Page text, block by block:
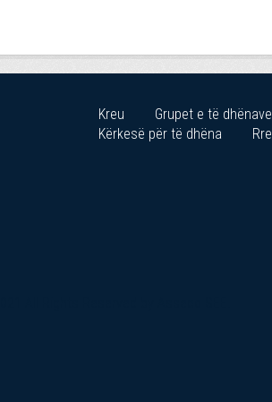
Kreu
Grupet e të dhënave
Kërkesë për të dhëna